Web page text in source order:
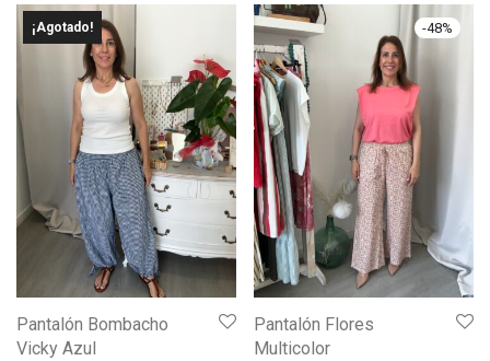
¡Agotado!
Pantalón Bombacho
Vicky Azul
-48%
Pantalón Flores
Multicolor